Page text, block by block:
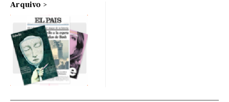
Arquivo